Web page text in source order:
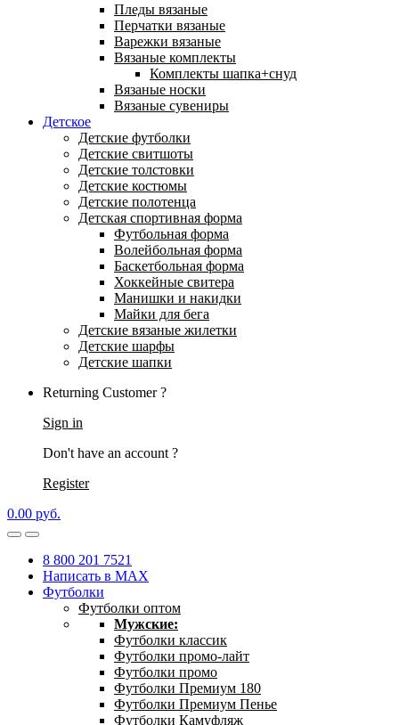
Пледы вязаные
Перчатки вязаные
Варежки вязаные
Вязаные комплекты
Комплекты шапка+снуд
Вязаные носки
Вязаные сувениры
Детское
Детские футболки
Детские свитшоты
Детские толстовки
Детские костюмы
Детские полотенца
Детская спортивная форма
Футбольная форма
Волейбольная форма
Баскетбольная форма
Хоккейные свитера
Манишки и накидки
Майки для бега
Детские вязаные жилетки
Детские шарфы
Детские шапки
Returning Customer ?
Sign in
Don't have an account ?
Register
0.00 руб.
8 800 201 7521
Написать в MAX
Футболки
Футболки оптом
Мужские:
Футболки классик
Футболки промо-лайт
Футболки промо
Футболки Премиум 180
Футболки Премиум Пенье
Футболки Камуфляж